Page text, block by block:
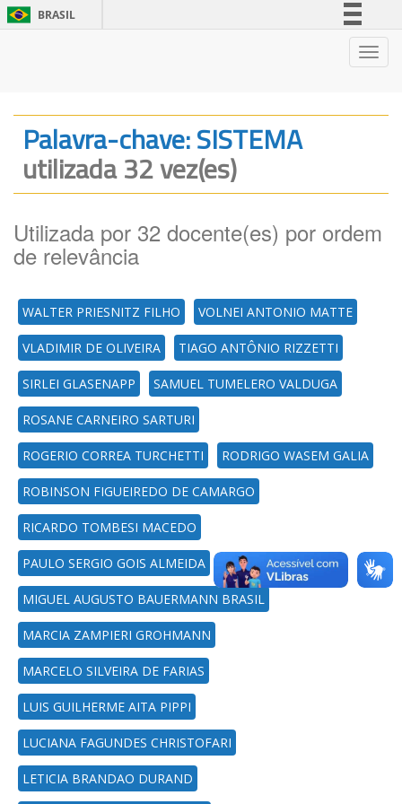
BRASIL
Legislação
Palavra-chave: SISTEMA
utilizada 32 vez(es)
Utilizada por 32 docente(es) por ordem
de relevância
WALTER PRIESNITZ FILHO VOLNEI ANTONIO MATTE
VLADIMIR DE OLIVEIRA TIAGO ANTÔNIO RIZZETTI
SIRLEI GLASENAPP SAMUEL TUMELERO VALDUGA
ROSANE CARNEIRO SARTURI
ROGERIO CORREA TURCHETTI RODRIGO WASEM GALIA
ROBINSON FIGUEIREDO DE CAMARGO
RICARDO TOMBESI MACEDO
PAULO SERGIO GOIS ALMEIDA
MIGUEL AUGUSTO BAUERMANN BRASIL
MARCIA ZAMPIERI GROHMANN
MARCELO SILVEIRA DE FARIAS
LUIS GUILHERME AITA PIPPI
LUCIANA FAGUNDES CHRISTOFARI
LETICIA BRANDAO DURAND